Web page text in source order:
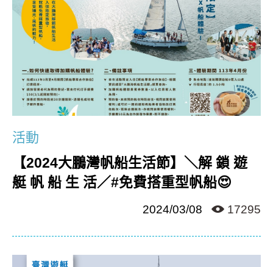
活動
【2024大鵬灣帆船生活節】＼解 鎖 遊
艇 帆 船 生 活／#免費搭重型帆船😍
2024/03/08 17295